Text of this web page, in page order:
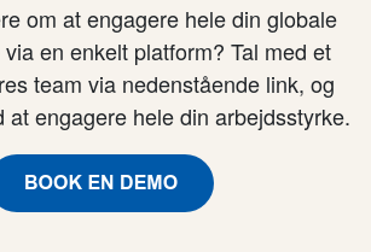
om at engagere hele din globale
en enkelt platform? Tal med et
team via nedenstående link, og
at engagere hele din arbejdsstyrke.